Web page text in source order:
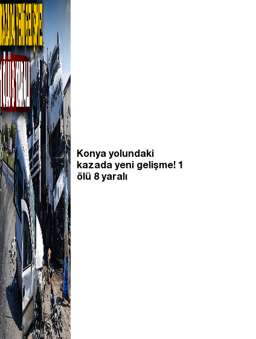
Konya yolundaki
kazada yeni gelişme! 1
ölü 8 yaralı